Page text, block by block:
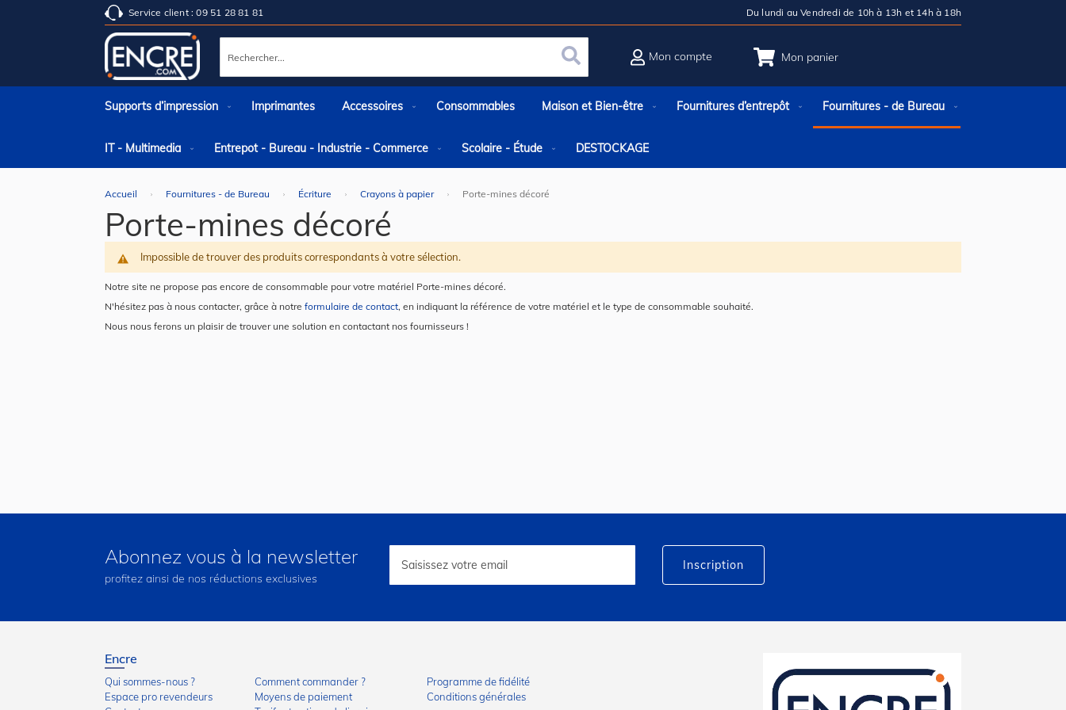
Service client : 09 51 28 81 81 Du lundi au Vendredi de 10h à 13h et 14h à 18h
Mon panier
Rechercher Rechercher
Mon compte
Supports d’impression Imprimantes Accessoires Consommables Maison et Bien-être Fournitures d’entrepôt Fournitures - de Bureau
IT - Multimedia Entrepot - Bureau - Industrie - Commerce Scolaire - Étude DESTOCKAGE
Accueil Fournitures - de Bureau Écriture Crayons à papier Porte-mines décoré
Porte-mines décoré
Impossible de trouver des produits correspondants à votre sélection.
Notre site ne propose pas encore de consommable pour votre matériel Porte-mines décoré.
N'hésitez pas à nous contacter, grâce à notre formulaire de contact, en indiquant la référence de votre matériel et le type de consommable souhaité.
Nous nous ferons un plaisir de trouver une solution en contactant nos fournisseurs !
Abonnez vous à la newsletter
profitez ainsi de nos réductions exclusives
lettre
Inscription
Encre
Qui sommes-nous ?
Espace pro revendeurs
Comment commander ?
Moyens de paiement
Programme de fidélité
Conditions générales